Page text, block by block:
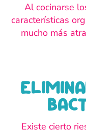
Al cocinarse
características
mucho más
Existe cierto